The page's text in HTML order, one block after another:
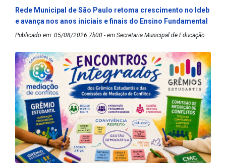
Rede Municipal de São Paulo retoma crescimento no Ideb
e avança nos anos iniciais e finais do Ensino Fundamental
Publicado em: 05/08/2026 7h00 - em Secretaria Municipal de Educação